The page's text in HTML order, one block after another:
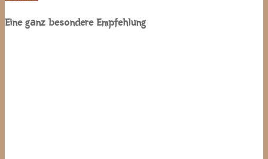
Eine ganz besondere Empfehlung